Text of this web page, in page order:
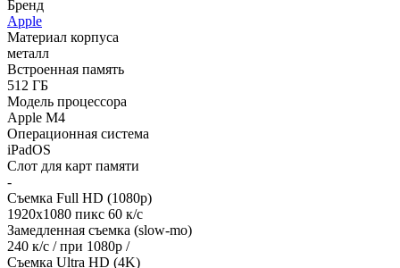
Бренд
Apple
Материал корпуса
металл
Встроенная память
512 ГБ
Модель процессора
Apple M4
Операционная система
iPadOS
Слот для карт памяти
-
Съемка Full HD (1080p)
1920х1080 пикс 60 к/с
Замедленная съемка (slow-mo)
240 к/с / при 1080р /
Съемка Ultra HD (4K)